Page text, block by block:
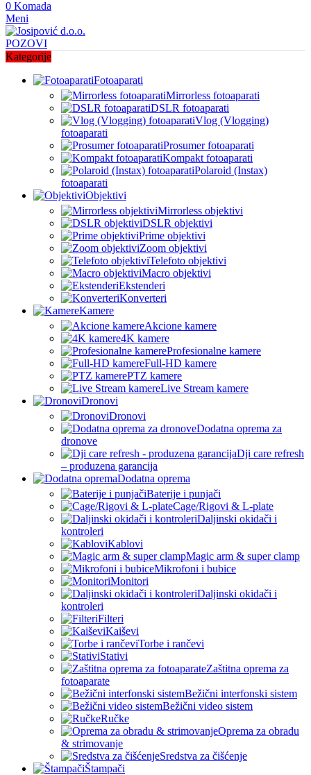
0 Komada
Meni
POZOVI
Kategorije
Fotoaparati
Mirrorless fotoaparati
DSLR fotoaparati
Vlog (Vlogging)
fotoaparati
Prosumer fotoaparati
Kompakt fotoaparati
Polaroid (Instax)
fotoaparati
Objektivi
Mirrorless objektivi
DSLR objektivi
Prime objektivi
Zoom objektivi
Telefoto objektivi
Macro objektivi
Ekstenderi
Konverteri
Kamere
Akcione kamere
4K kamere
Profesionalne kamere
Full-HD kamere
PTZ kamere
Live Stream kamere
Dronovi
Dronovi
Dodatna oprema za
dronove
Dji care refresh
– produzena garancija
Dodatna oprema
Baterije i punjači
Cage/Rigovi & L-plate
Daljinski okidači i
kontroleri
Kablovi
Magic arm & super clamp
Mikrofoni i bubice
Monitori
Daljinski okidači i
kontroleri
Filteri
Kaiševi
Torbe i rančevi
Stativi
Zaštitna oprema za
fotoaparate
Bežični interfonski sistem
Bežični video sistem
Ručke
Oprema za obradu
& strimovanje
Sredstva za čišćenje
Štampači